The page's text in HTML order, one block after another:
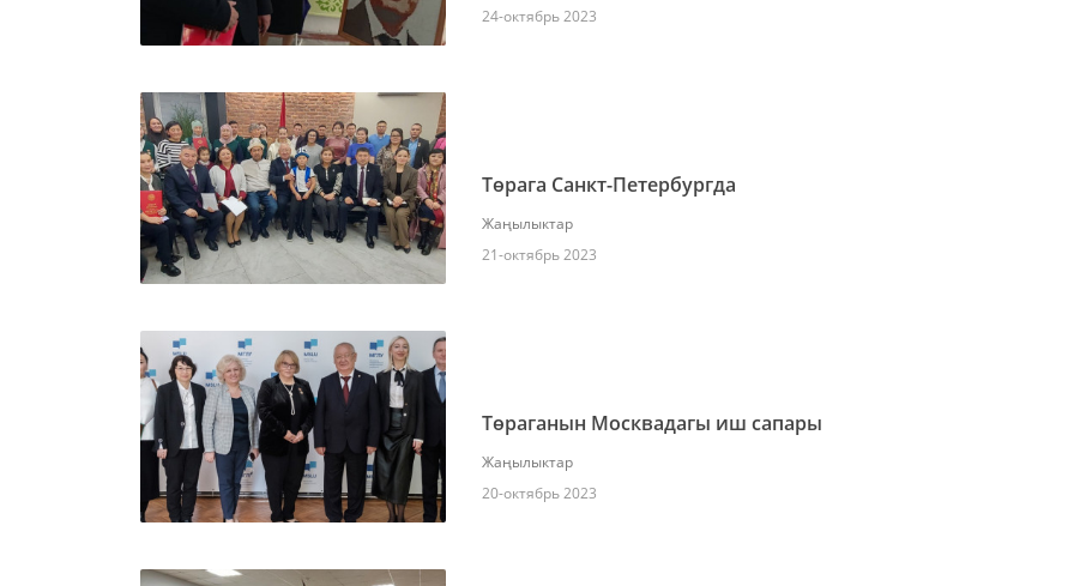
24-октябрь 2023
Төрага Санкт-Петербургда
Жаңылыктар
21-октябрь 2023
Төраганын Москвадагы иш сапары
Жаңылыктар
20-октябрь 2023